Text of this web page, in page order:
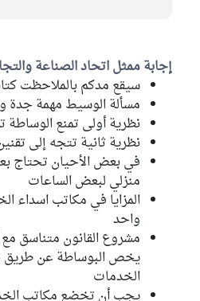
إجابة ممثل اتحاد الصناعة
سيقع مدكم بالملاحظت
مسألة الوسيط مهمة جدة
نظرية أولى تمنع الوساطة
نظرية ثانية تتجه إلى
في بعض الأحيان تحتاج
منزلي لبعض الساعات
المزايا في مكاتب اسداء
واحد
مشروع القانون متناسق مع
يخص البوساطة عن طريق
الخدمات